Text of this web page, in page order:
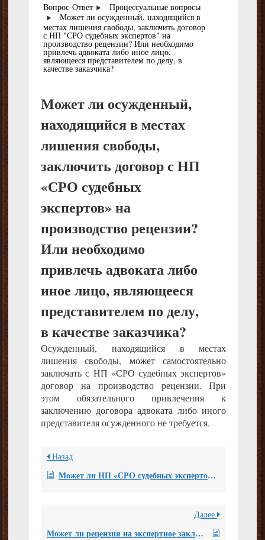
Вопрос-Ответ
Процессуальные вопросы
Может ли осужденный, находящийся в
местах лишения свободы, заключить договор
с НП "СРО судебных экспертов" на
производство рецензии? Или необходимо
привлечь адвоката либо иное лицо,
являющееся представителем по делу, в
качестве заказчика?
Может ли осужденный,
находящийся в местах
лишения свободы,
заключить договор с НП
«СРО судебных
экспертов» на
производство рецензии?
Или необходимо
привлечь адвоката либо
иное лицо, являющееся
представителем по делу,
в качестве заказчика?
Осужденный, находящийся в местах
лишения свободы, может самостоятельно
заключать с НП «СРО судебных экспертов»
договор на производство рецензии. При
этом обязательного привлечения к
заключению договора адвоката либо иного
представителя осужденного не требуется.
Назад
Может ли НП «СРО судебных экспертов» заменить рецензента по своему усмотрению, если Заказчика не устроила квалификация эксперта, а экспертное заключение уже передано на рецензирование?
Далее
Может ли рецензия на экспертное заключение стать основанием для допроса эксперта, которым проводилось исследование?